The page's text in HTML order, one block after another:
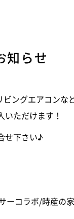
知らせ
ングエアコンな
ただけます！
せ下さい♪
コラボ/時産の家